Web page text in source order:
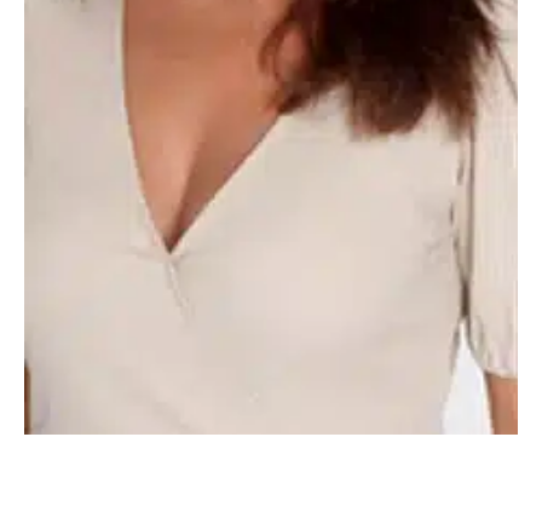
Dans le cadre de cette création de poste, elle supervisera
les 4 sites de formation situés à Toulouse (31), Montpellier
(34), Figeac (46) et Bagnols sur Cèze (30).
Elsa Seraphon aura pour mission de poursuivre et
d’amplifier une stratégie ambitieuse de développement de
l’activité des Pôles Formation sur l’ensemble de la région.
Une organisation et une présence sur l’ensemble du
territoire qui permettront de donner encore plus d’impact à